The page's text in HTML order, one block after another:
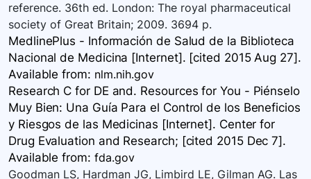
reference. 36th ed. London: The royal pharmaceutical
society of Great Britain; 2009. 3694 p.
MedlinePlus - Información de Salud de la Biblioteca
Nacional de Medicina [Internet]. [cited 2015 Aug 27].
Available from: nlm.nih.gov
Research C for DE and. Resources for You - Piénselo
Muy Bien: Una Guía Para el Control de los Beneficios
y Riesgos de las Medicinas [Internet]. Center for
Drug Evaluation and Research; [cited 2015 Dec 7].
Available from: fda.gov
Goodman LS, Hardman JG, Limbird LE, Gilman AG. Las